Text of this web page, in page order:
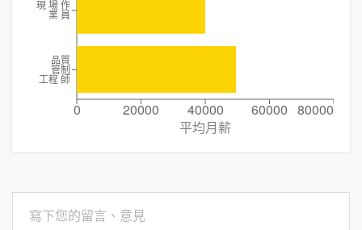
0 20000 40000 60000 80000
平均月薪
現 場 作
業 員
品質
管制
工程 師